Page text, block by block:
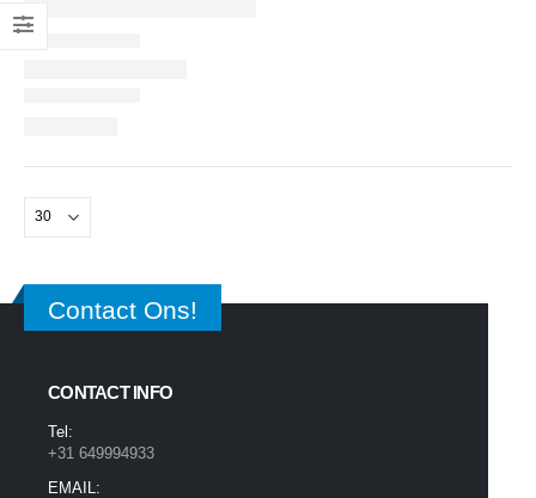
Contact Ons!
CONTACT INFO
Tel:
+31 649994933
EMAIL: